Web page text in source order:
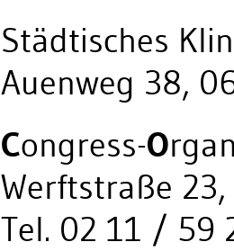
Städtisches
Auenweg 38,
Congress-O
Werftstraße
Tel. 02 11 / 59